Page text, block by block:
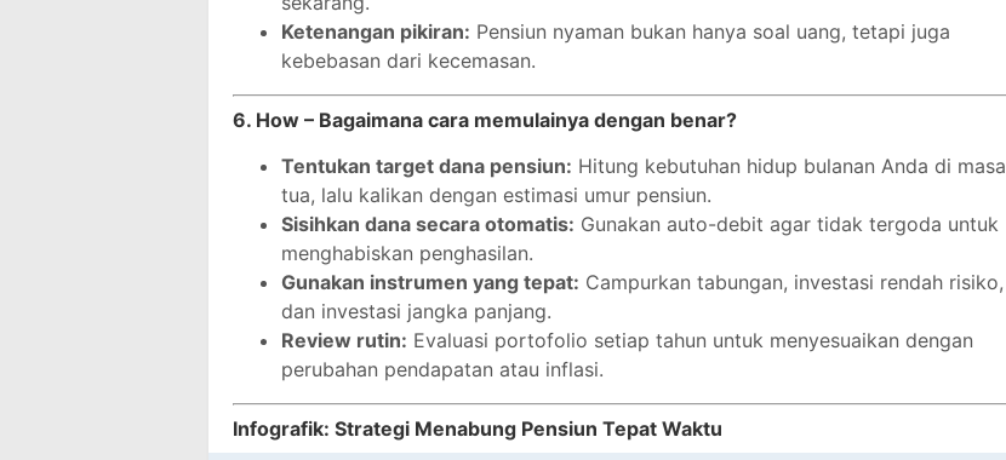
Ketenangan pikiran: Pensiun nyaman bukan hanya soal uang, tetapi juga
kebebasan dari kecemasan.
6. How – Bagaimana cara memulainya dengan benar?
Tentukan target dana pensiun: Hitung kebutuhan hidup bulanan Anda di masa
tua, lalu kalikan dengan estimasi umur pensiun.
Sisihkan dana secara otomatis: Gunakan auto-debit agar tidak tergoda untuk
menghabiskan penghasilan.
Gunakan instrumen yang tepat: Campurkan tabungan, investasi rendah risiko,
dan investasi jangka panjang.
Review rutin: Evaluasi portofolio setiap tahun untuk menyesuaikan dengan
perubahan pendapatan atau inflasi.
Infografik: Strategi Menabung Pensiun Tepat Waktu